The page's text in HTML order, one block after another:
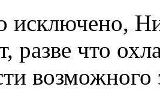
исключено,
разве что
возможного